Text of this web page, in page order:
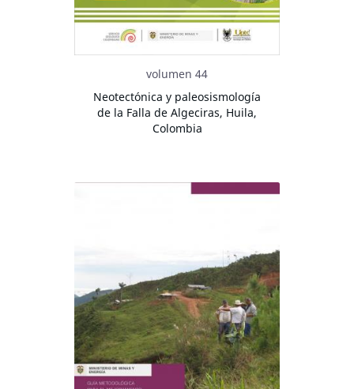
volumen 44
Neotectónica y paleosismología
de la Falla de Algeciras, Huila,
Colombia